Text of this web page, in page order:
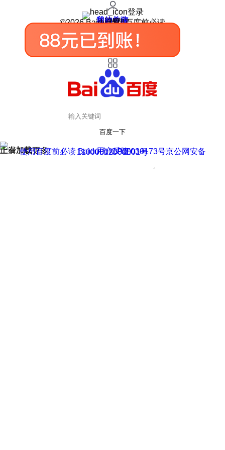
登录
我的关注
我的收藏
皮肤中心
用户反馈
设置
©2026 Baidu 使用百度前必读
百度一下
正在加载
上滑加载更多 用户反馈
使用百度前必读 Baidu 京ICP证030173号
京公网安备11000002000001号